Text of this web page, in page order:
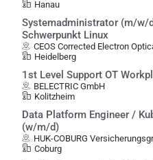
Hanau
Systemadministrator (m/w/
Schwerpunkt Linux
CEOS Corrected Electron
Heidelberg
1st Level Support OT
BELECTRIC GmbH
Kolitzheim
Data Platform Engineer /
(w/m/d)
HUK-COBURG
Coburg